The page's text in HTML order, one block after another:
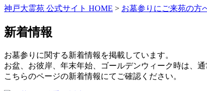
神戸大霊苑 公式サイト HOME > お墓参りにご来苑の方
新着情報
お墓参りに関する新着情報を掲載しています。
お盆、お彼岸、年末年始、ゴールデンウィーク時は、
こちらのページの新着情報にてご確認ください。